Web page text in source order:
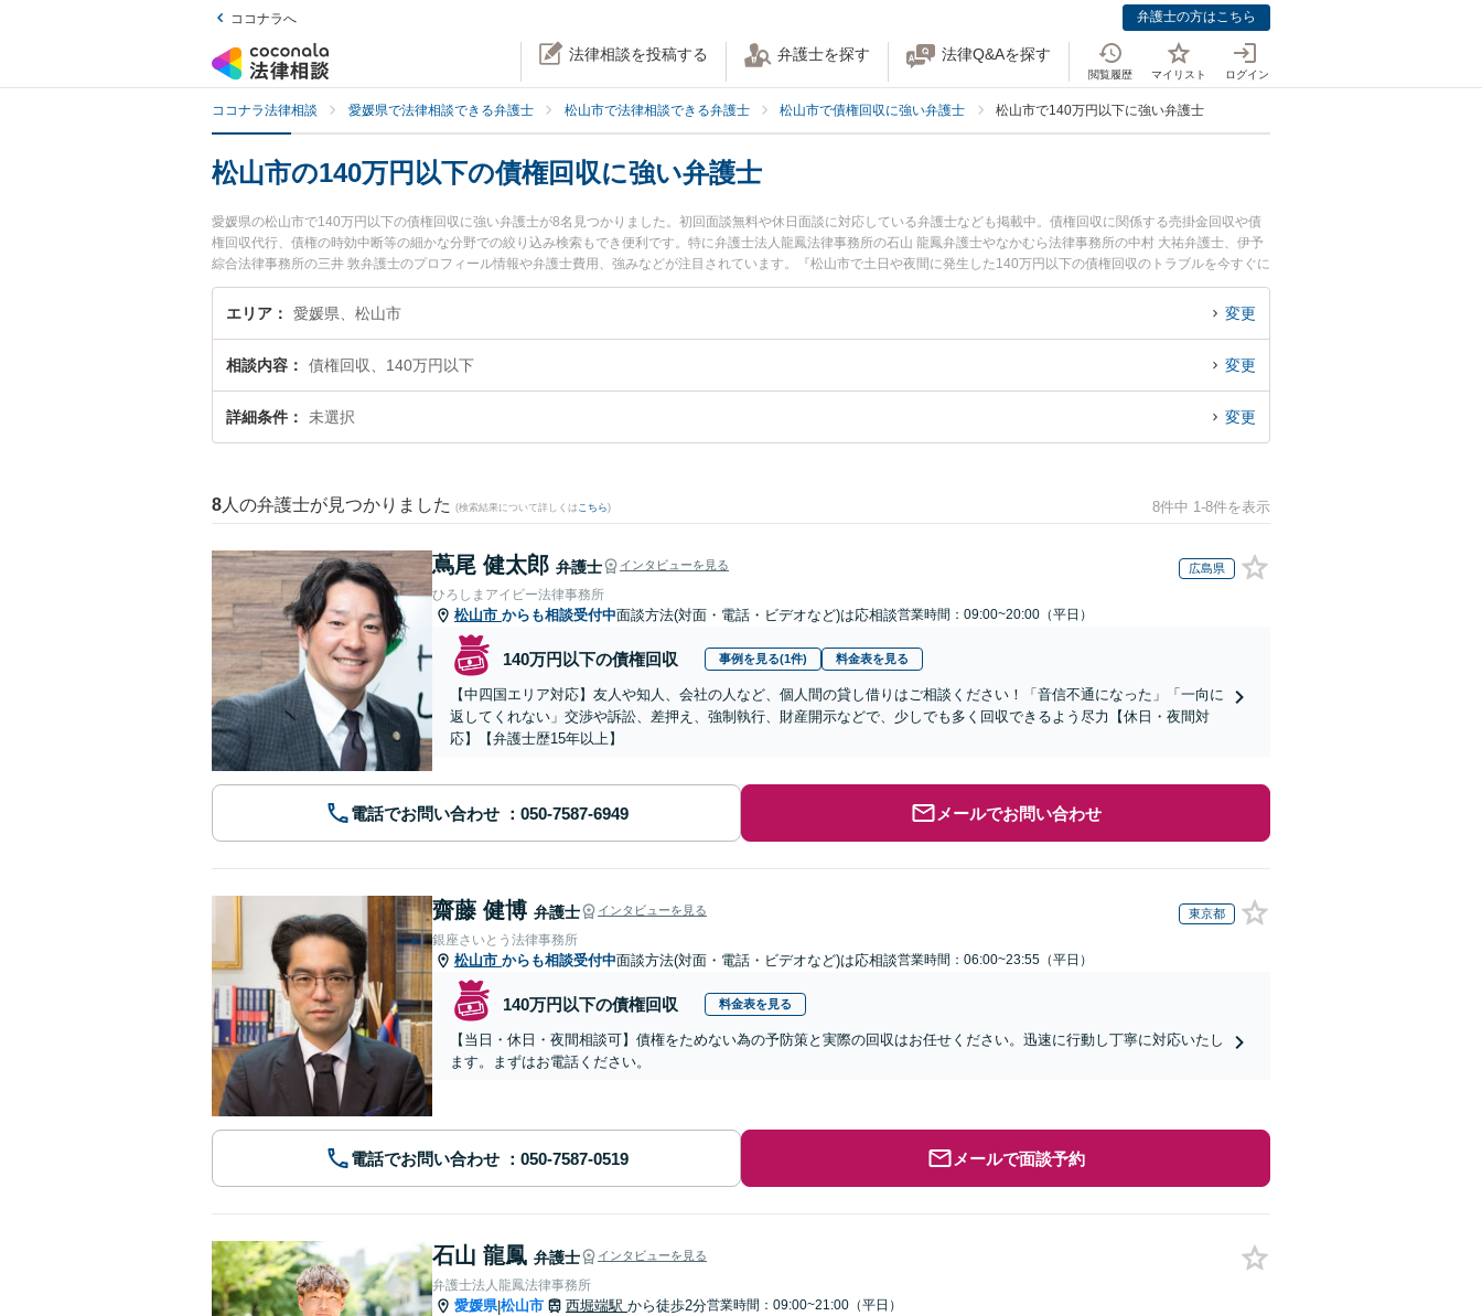
ココナラへ 弁護士の方はこちら
法律相談を投稿する 弁護士を探す 法律Q&Aを探す
閲覧履歴 マイリスト ログイン
ココナラ法律相談 愛媛県で法律相談できる弁護士 松山市で法律相談できる弁護士 松山市で債権回収に強い弁護士 松山市で140万円以下に強い弁護士
松山市の140万円以下の債権回収に強い弁護士
愛媛県の松山市で140万円以下の債権回収に強い弁護士が8名見つかりました。初回面談無料や休日面談に対応している弁護士なども掲載中。債権回収に関係する売掛金回収や債
権回収代行、債権の時効中断等の細かな分野での絞り込み検索もでき便利です。特に弁護士法人龍鳳法律事務所の石山 龍鳳弁護士やなかむら法律事務所の中村 大祐弁護士、伊予
綜合法律事務所の三井 敦弁護士のプロフィール情報や弁護士費用、強みなどが注目されています。『松山市で土日や夜間に発生した140万円以下の債権回収のトラブルを今すぐに
弁護士に相談したい』『140万円以下の債権回収のトラブル解決の実績豊富な近くの弁護士を検索したい』『初回相談無料で140万円以下の債権回収を法律相談できる松山市内の
弁護士に相談予約したい』などでお困りの相談者さんにおすすめです。
エリア 愛媛県、松山市 変更
相談内容 債権回収、140万円以下 変更
詳細条件 未選択 変更
8 人の弁護士が見つかりました (検索結果について詳しくは こちら) 8件中 1-8件を表示
蔦尾 健太郎 弁護士 インタビューを見る 広島県
ひろしまアイビー法律事務所
松山市 からも相談受付中面談方法(対面・電話・ビデオなど)は応相談営業時間：09:00~20:00（平日）
140万円以下の債権回収 事例を見る(1件) 料金表を見る
【中四国エリア対応】友人や知人、会社の人など、個人間の貸し借りはご相談ください！「音信不通になった」「一向に
返してくれない」交渉や訴訟、差押え、強制執行、財産開示などで、少しでも多く回収できるよう尽力【休日・夜間対
応】【弁護士歴15年以上】
電話でお問い合わせ メールでお問い合わせ
齋藤 健博 弁護士 インタビューを見る 東京都
銀座さいとう法律事務所
松山市 からも相談受付中面談方法(対面・電話・ビデオなど)は応相談営業時間：06:00~23:55（平日）
140万円以下の債権回収 料金表を見る
【当日・休日・夜間相談可】債権をためない為の予防策と実際の回収はお任せください。迅速に行動し丁寧に対応いたし
ます。まずはお電話ください。
電話でお問い合わせ メールで面談予約
石山 龍鳳 弁護士 インタビューを見る
弁護士法人龍鳳法律事務所
愛媛県|松山市 西堀端駅 から徒歩2分営業時間：09:00~21:00（平日）